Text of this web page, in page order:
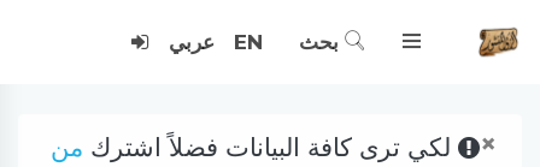
بحث EN عربي
× لكي ترى كافة البيانات فضلاً اشترك من